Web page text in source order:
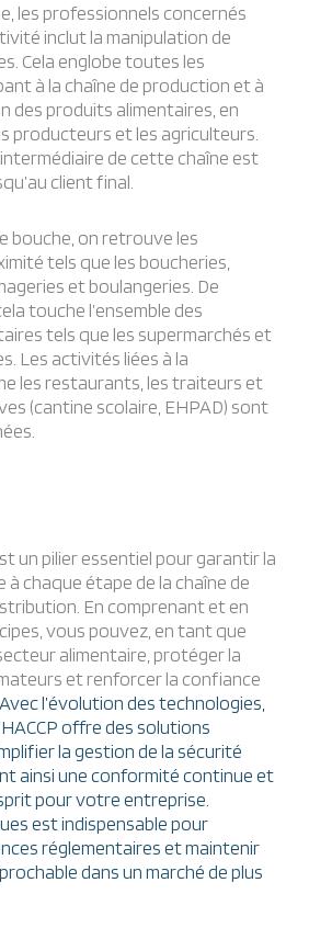
les professionnels concernés
inclut la manipulation de
Cela englobe toutes les
à la chaîne de production et à
des produits alimentaires, en
producteurs et les agriculteurs.
de cette chaîne est
client final.
bouche, on retrouve les
tels que les boucheries,
et boulangeries. De
touche l’ensemble des
tels que les supermarchés et
Les activités liées à la
les restaurants, les traiteurs et
(cantine scolaire, EHPAD) sont
un pilier essentiel pour garantir la
chaque étape de la chaîne de
En comprenant et en
vous pouvez, en tant que
alimentaire, protéger la
et renforcer la confiance
Avec l’évolution des technologies,
offre des solutions
la gestion de la sécurité
ainsi une conformité continue et
pour votre entreprise.
est indispensable pour
réglementaires et maintenir
dans un marché de plus